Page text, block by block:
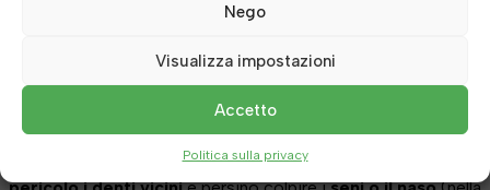
Accetto
Nego
Visualizza impostazioni
Politica sulla privacy
sintomi che possono indicare la crescita di una cisti,
Con la sua crescita, la cisti può causare cambiamenti nella
forma e danni alla mascella, puòdiffondersi e mettere in